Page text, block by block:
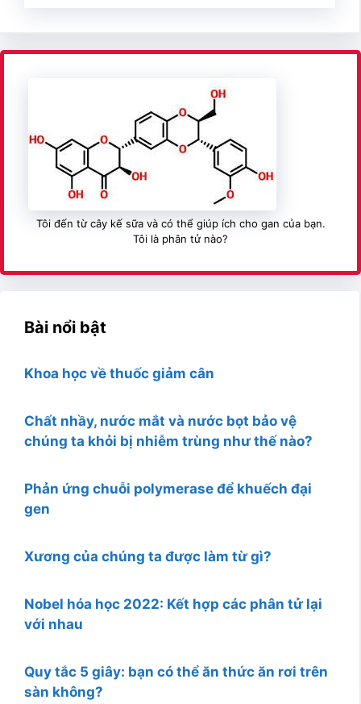
Tôi đến từ cây kế sữa và có thể giúp ích cho gan của bạn.
Tôi là phân tử nào?
Bài nổi bật
Khoa học về thuốc giảm cân
Chất nhầy, nước mắt và nước bọt bảo vệ
chúng ta khỏi bị nhiễm trùng như thế nào?
Phản ứng chuỗi polymerase để khuếch đại
gen
Xương của chúng ta được làm từ gì?
Nobel hóa học 2022: Kết hợp các phân tử lại
với nhau
Quy tắc 5 giây: bạn có thể ăn thức ăn rơi trên
sàn không?